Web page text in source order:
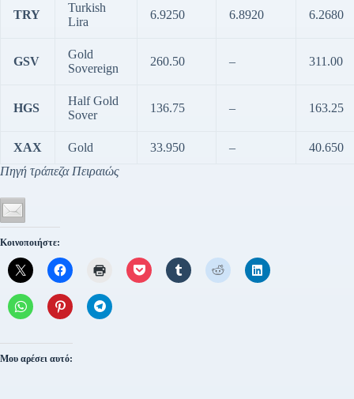
TRY
Turkish
Lira
6.9250 6.8920 6.2680
GSV
Gold
Sovereign
260.50 – 311.00
HGS
Half Gold
Sover
136.75 – 163.25
XAX Gold 33.950 –
40.650
Πηγή τράπεζα Πειραιώς
Κοινοποιήστε:
Μου αρέσει αυτό: